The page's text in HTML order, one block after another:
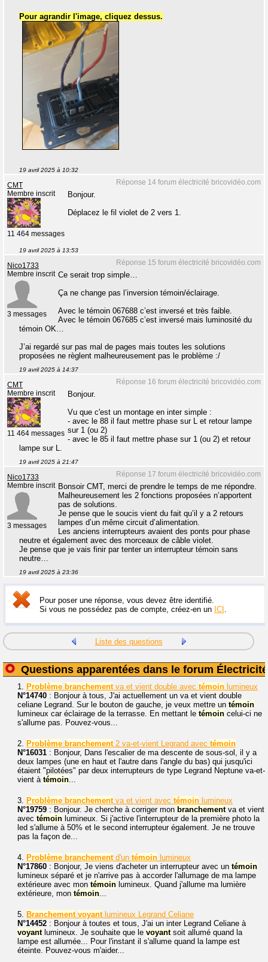
Pour agrandir l'image, cliquez dessus.
19 avril 2025 à 10:32
Réponse 14 forum électricité bricovidéo.com
CMT
Membre inscrit
11 464 messages
Bonjour.
Déplacez le fil violet de 2 vers 1.
19 avril 2025 à 13:53
Réponse 15 forum électricité bricovidéo.com
Nico1733
Membre inscrit
3 messages
Ce serait trop simple…
Ça ne change pas l’inversion témoin/éclairage.
Avec le témoin 067688 c’est inversé et très faible.
Avec le témoin 067685 c’est inversé mais luminosité du
témoin OK…
J’ai regardé sur pas mal de pages mais toutes les solutions
proposées ne règlent malheureusement pas le problème :/
19 avril 2025 à 14:37
Réponse 16 forum électricité bricovidéo.com
CMT
Membre inscrit
11 464 messages
Bonjour.
Vu que c'est un montage en inter simple :
- avec le 88 il faut mettre phase sur L et retour lampe
sur 1 (ou 2)
- avec le 85 il faut mettre phase sur 1 (ou 2) et retour
lampe sur L.
19 avril 2025 à 21:47
Réponse 17 forum électricité bricovidéo.com
Nico1733
Membre inscrit
3 messages
Bonsoir CMT, merci de prendre le temps de me répondre.
Malheureusement les 2 fonctions proposées n’apportent
pas de solutions.
Je pense que le soucis vient du fait qu’il y a 2 retours
lampes d’un même circuit d’alimentation.
Les anciens interrupteurs avaient des ponts pour phase
neutre et également avec des morceaux de câble violet.
Je pense que je vais finir par tenter un interrupteur témoin sans
neutre…
19 avril 2025 à 23:36
Pour poser une réponse, vous devez être identifié.
Si vous ne possédez pas de compte, créez-en un ICI .
Liste des questions
Questions apparentées dans le forum Électricité
1. Problème branchementva et vient double avec témoin lumineux
N°14740 : Bonjour à tous, J'ai actuellement un va et vient double
celiane Legrand. Sur le bouton de gauche, je veux mettre un témoin
lumineux car éclairage de la terrasse. En mettant le témoin celui-ci ne
s'allume pas. Pouvez-vous...
2. Problème branchement2 va-et-vient Legrand avec témoin
N°16031 : Bonjour, Dans l'escalier de ma descente de sous-sol, il y a
deux lampes (une en haut et l'autre dans l'angle du bas) qui jusqu'ici
étaient "pilotées" par deux interrupteurs de type Legrand Neptune va-et-
vient à témoin...
3. Problème branchementva et vient avec témoin lumineux
N°19759 : Bonjour. Je cherche à corriger mon branchementva et vient
avec témoin lumineux. Si j'active l'interrupteur de la première photo la
led s'allume à 50% et le second interrupteur également. Je ne trouve
pas la façon de...
4. Problème branchementd'un témoin lumineux
N°17860 : Bonjour, Je viens d'acheter un interrupteur avec un témoin
lumineux séparé et je n'arrive pas à accorder l'allumage de ma lampe
extérieure avec mon témoin lumineux. Quand j'allume ma lumière
extérieure, mon témoin...
5. Branchement voyantlumineux Legrand Celiane
N°14452 : Bonjour à toutes et tous, J'ai un inter Legrand Celiane à
voyantlumineux. Je souhaite que le voyantsoit allumé quand la
lampe est allumée... Pour l'instant il s'allume quand la lampe est
éteinte. Pouvez-vous m'aider...